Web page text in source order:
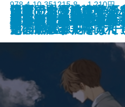
国家の命運は金融
清の生涯 下
ジャーナリストの
える10の原則―
ハルビン
日米同盟の地政学―
を問い直す―
雀荘迎賓館最後の夜
赤い星々は沈まない
さまよえる神剣
逃げても、逃げても
ア―翻訳家・松岡和
決定版 世界の喜劇
プレゼントでできて
978-4-10-351215-8 1,210円
書籍電子書籍あり
海を覗く
大人のための印象派
出会いはいつも八月
不思議な時計 本の
決断の太平洋戦史―
化」からみた軍人
あいにくあんたのた
いいひと、辞めまし
「十二国記」アニメ
奄美でハブを40年研
た。
アローン・アゲイ
ート・ハミルをな